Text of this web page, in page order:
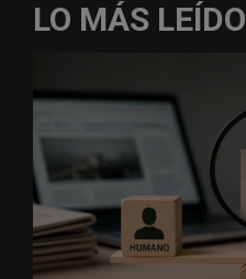
LO MÁS LEÍDO